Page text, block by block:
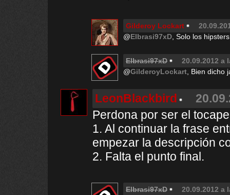
Gilderoy Lockart
@Elbrasi97xD , Solo los
Elbrasi97xD
20.09.2012 a
@GilderoyLockart , Bien dicho
LeonBlackbird
Perdona por ser el
1. Al continuar la frase
empezar la descripción
2. Falta el punto final.
Elbrasi97xD
20.09.2012 a